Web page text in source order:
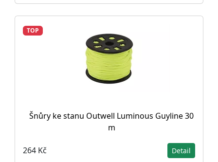
TOP
Šnůry ke stanu Outwell Luminous Guyline 30
m
264 Kč Detail